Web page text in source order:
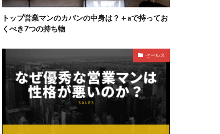
トップ営業マンのカバンの中身は？＋aで持ってお
くべき7つの持ち物
セールス